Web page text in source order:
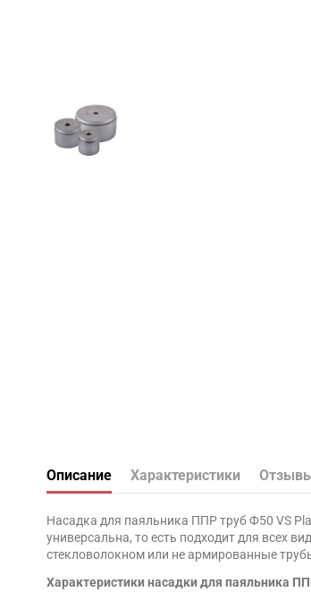
Описание Характеристики
Насадка для паяльника ППР труб Ф50 VS
универсальна, то есть подходит для всех
стекловолокном или не армированные
Характеристики насадки для паяльника